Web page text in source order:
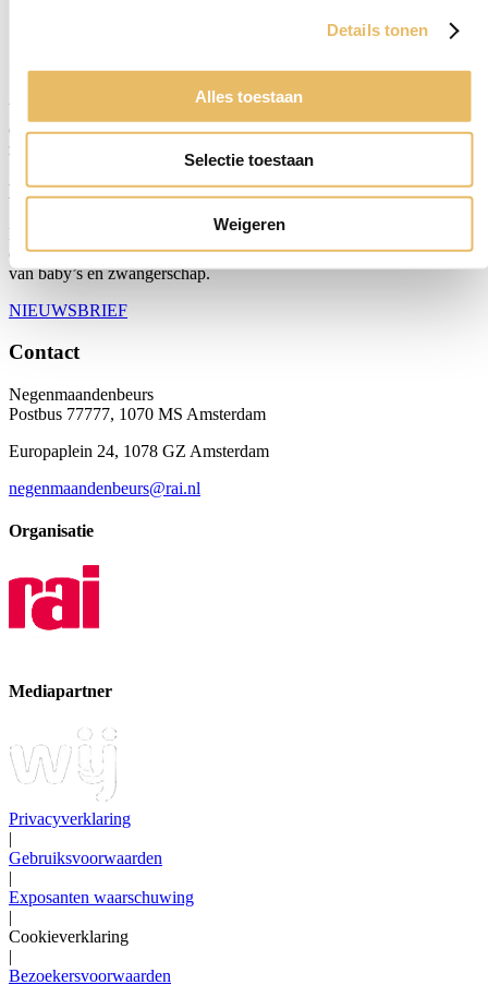
Details tonen
Alles toestaan
Selectie toestaan
Weigeren
Over ons
Van 17 t/m 20 februari 2027 kun je weer heerlijk shoppen, genieten
en van alles proberen tijdens de Negenmaandenbeurs. De baby-en
zwangerschapsbeurs die je als (aanstaande) ouder niet mag missen!
Nieuwsbrief
Met de maandelijkse Negenmaandenbeurs-nieuwsbrief ben je altijd
op de hoogte van het leukste nieuws en handige tips op het gebied
van baby’s en zwangerschap.
NIEUWSBRIEF
Contact
Negenmaandenbeurs
Postbus 77777, 1070 MS Amsterdam
Europaplein 24, 1078 GZ Amsterdam
negenmaandenbeurs@rai.nl
Organisatie
Mediapartner
Privacyverklaring
|
Gebruiksvoorwaarden
|
Exposanten waarschuwing
|
Cookieverklaring
|
Bezoekersvoorwaarden